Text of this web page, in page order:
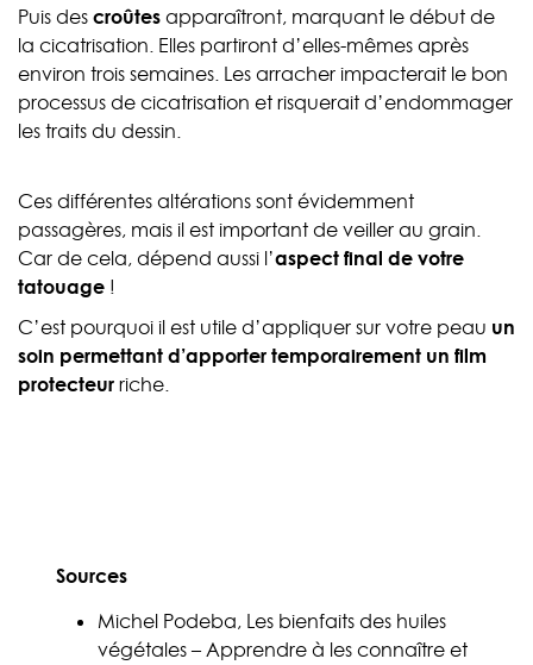
Puis des croûtesapparaîtront, marquant le début de
la cicatrisation. Elles partiront d’elles-mêmes après
environ trois semaines. Les arracher impacterait le bon
processus de cicatrisation et risquerait d’endommager
les traits du dessin.
Ces différentes altérations sont évidemment
passagères, mais il est important de veiller au grain.
Car de cela, dépend aussi l’aspect final de votre
tatouage!
C’est pourquoi il est utile d’appliquer sur votre peau un
soin permettant d’apporter temporairement un film
protecteurriche.
Sources
Michel Podeba, Les bienfaits des huiles
végétales – Apprendre à les connaître et